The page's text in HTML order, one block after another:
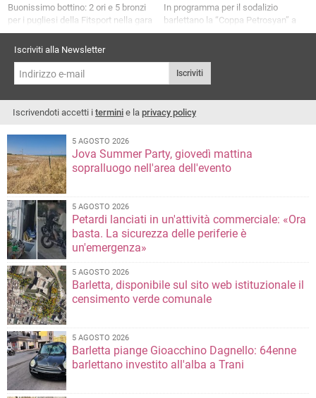
Buonissimo bottino: 2 ori e 5 bronzi
per i pugliesi della Fitsport nella gara
di Porec
In programma per il sodalizio
barlettano la “Coppa Petrosyan” a
Molfetta e i campionati europei in
Iscriviti alla Newsletter
Iscriviti
Iscrivendoti accetti i termini e la privacy policy
5 AGOSTO 2026
Jova Summer Party, giovedì mattina
sopralluogo nell'area dell'evento
5 AGOSTO 2026
Petardi lanciati in un'attività commerciale: «Ora
basta. La sicurezza delle periferie è
un'emergenza»
5 AGOSTO 2026
Barletta, disponibile sul sito web istituzionale il
censimento verde comunale
5 AGOSTO 2026
Barletta piange Gioacchino Dagnello: 64enne
barlettano investito all'alba a Trani